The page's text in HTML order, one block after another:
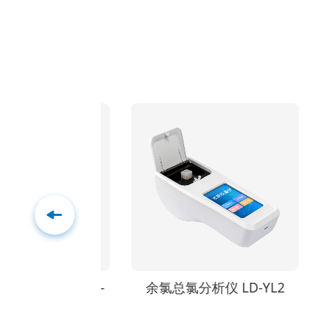
余氯总氯分析仪 LD-YL2